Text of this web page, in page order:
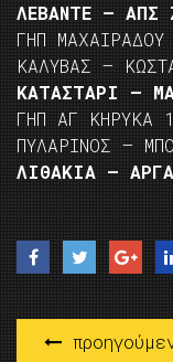
ΛΕΒΑΝΤΕ – ΑΠΣ
ΓΗΠ
ΚΑΛΥΒΑΣ –
ΚΑΤΑΣΤΑΡΙ –
ΓΗΠ ΑΓ ΚΗΡΥΚΑ
ΠΥΛΑΡΙΝΟΣ –
ΛΙΘΑΚΙΑ –